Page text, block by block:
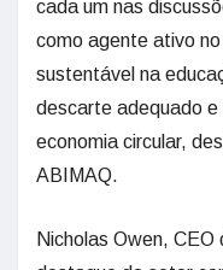
cada um nas
como agente ativo
sustentável na
descarte adequado
economia circular,
ABIMAQ.
Nicholas Owen,